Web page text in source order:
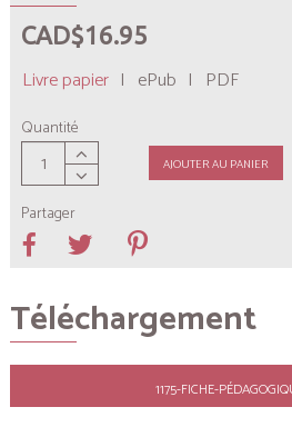
CAD$16.95
Livre papier | ePub | PDF
Quantité
AJOUTER AU PANIER
Partager
Téléchargement
1175-FICHE-